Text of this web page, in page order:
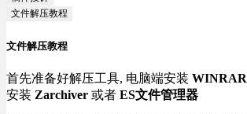
文件解压教程
文件解压教程
首先准备好解压工具, 电脑端安装 WINRAR
安装 Zarchiver 或者 ES文件管理器